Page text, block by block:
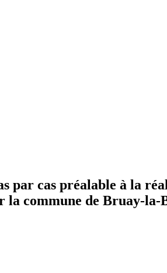
par cas préalable à la
commune de Bruay-la-